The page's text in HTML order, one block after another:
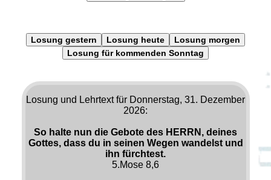
Losung gestern Losung heute
Losung morgen
Losung für kommenden Sonntag
Losung und Lehrtext für Donnerstag, 31. Dezember
2026:
So halte nun die Gebote des HERRN, deines
Gottes, dass du in seinen Wegen wandelst und
ihn fürchtest.
5.Mose 8,6